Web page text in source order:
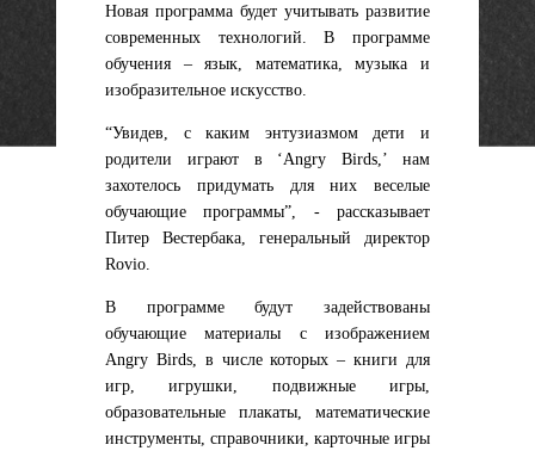
Новая программа будет учитывать развитие
современных технологий. В программе
обучения – язык, математика, музыка и
изобразительное искусство.
“Увидев, с каким энтузиазмом дети и
родители играют в ‘Angry Birds,’ нам
захотелось придумать для них веселые
обучающие программы”, - рассказывает
Питер Вестербака, генеральный директор
Rovio.
В программе будут задействованы
обучающие материалы с изображением
Angry Birds, в числе которых – книги для
игр, игрушки, подвижные игры,
образовательные плакаты, математические
инструменты, справочники, карточные игры